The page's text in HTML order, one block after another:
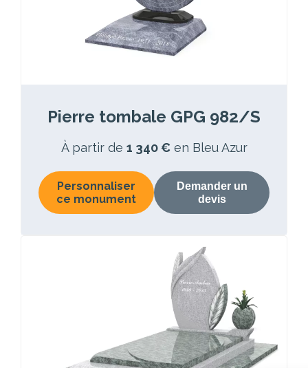
Pierre tombale GPG 982/S
À partir de 1 340 € en Bleu Azur
Personnaliser
ce monument
Demander un
devis